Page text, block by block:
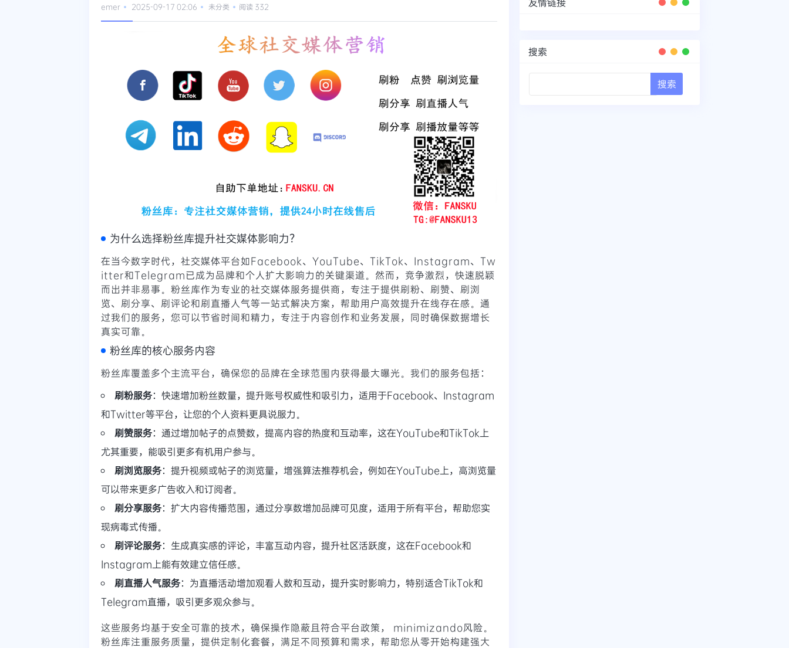
emer 2025-09-17 02:06 未分类 阅读 332
为什么选择粉丝库提升社交媒体影响力？
在当今数字时代，社交媒体平台如Facebook、YouTube、TikTok、Instagram、Tw
itter和Telegram已成为品牌和个人扩大影响力的关键渠道。然而，竞争激烈，快速脱颖
而出并非易事。粉丝库作为专业的社交媒体服务提供商，专注于提供刷粉、刷赞、刷浏
览、刷分享、刷评论和刷直播人气等一站式解决方案，帮助用户高效提升在线存在感。通
过我们的服务，您可以节省时间和精力，专注于内容创作和业务发展，同时确保数据增长
真实可靠。
粉丝库的核心服务内容
粉丝库覆盖多个主流平台，确保您的品牌在全球范围内获得最大曝光。我们的服务包括：
刷粉服务：快速增加粉丝数量，提升账号权威性和吸引力，适用于Facebook、Instagram
和Twitter等平台，让您的个人资料更具说服力。
刷赞服务：通过增加帖子的点赞数，提高内容的热度和互动率，这在YouTube和TikTok上
尤其重要，能吸引更多有机用户参与。
刷浏览服务：提升视频或帖子的浏览量，增强算法推荐机会，例如在YouTube上，高浏览量
可以带来更多广告收入和订阅者。
刷分享服务：扩大内容传播范围，通过分享数增加品牌可见度，适用于所有平台，帮助您实
现病毒式传播。
刷评论服务：生成真实感的评论，丰富互动内容，提升社区活跃度，这在Facebook和
Instagram上能有效建立信任感。
刷直播人气服务：为直播活动增加观看人数和互动，提升实时影响力，特别适合TikTok和
Telegram直播，吸引更多观众参与。
这些服务均基于安全可靠的技术，确保操作隐蔽且符合平台政策， minimizando风险。
粉丝库注重服务质量，提供定制化套餐，满足不同预算和需求，帮助您从零开始构建强大
搜索